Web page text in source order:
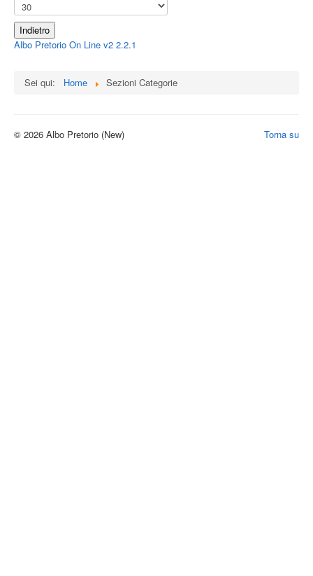
Indietro
Albo Pretorio On Line v2 2.2.1
Sei qui: Home Sezioni Categorie
Torna su
© 2026 Albo Pretorio (New)